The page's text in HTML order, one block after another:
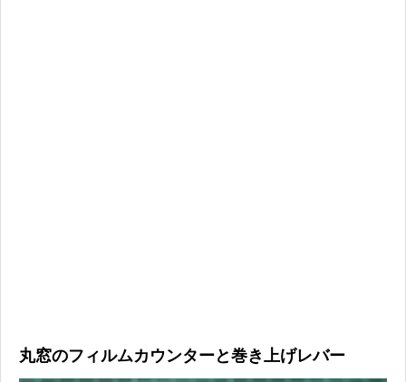
丸窓のフィルムカウンターと巻き上げレバー